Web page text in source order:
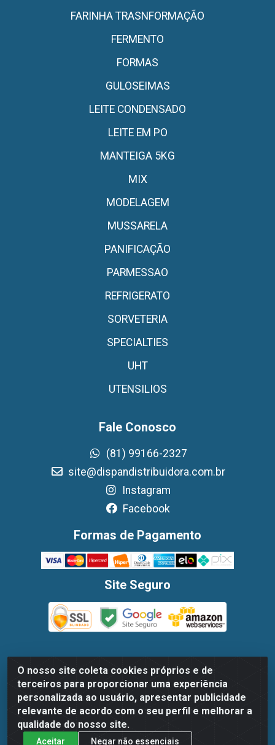
O nosso site coleta cookies próprios e de
terceiros para proporcionar uma experiência
personalizada ao usuário, apresentar publicidade
relevante de acordo com o seu perfil e melhorar a
qualidade do nosso site.
Aceitar Negar não essenciais
FARINHA TRASNFORMAÇÃO
FERMENTO
FORMAS
GULOSEIMAS
LEITE CONDENSADO
LEITE EM PO
MANTEIGA 5KG
MIX
MODELAGEM
MUSSARELA
PANIFICAÇÃO
PARMESSAO
REFRIGERATO
SORVETERIA
SPECIALTIES
UHT
UTENSILIOS
Fale Conosco
(81) 99166-2327
site@dispandistribuidora.com.br
Instagram
Facebook
Formas de Pagamento
Site Seguro
Dispan Distribuidora de Alimentos LTDA - Avenida Marechal
Mascarenhas De Moraes, 1048- Imbiribeira, Recife/PE - CEP
51.170-000 - CNPJ 30.779.584/0003-78